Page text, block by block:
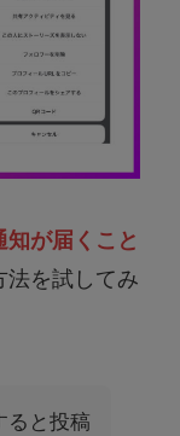
が届くこと
法を試してみ
ると投稿